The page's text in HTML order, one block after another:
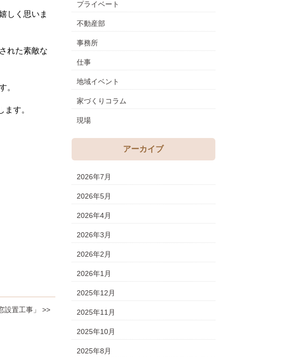
しく思いま
れた素敵な
。
す。
設置工事」 >>
プライベート
不動産部
事務所
仕事
地域イベント
家づくりコラム
現場
アーカイブ
2026年7月
2026年5月
2026年4月
2026年3月
2026年2月
2026年1月
2025年12月
2025年11月
2025年10月
2025年8月